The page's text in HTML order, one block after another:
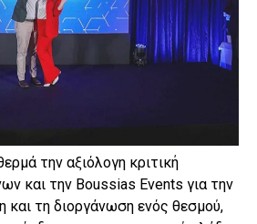
την αξιόλογη κριτική
και την Boussias Events για την
και τη διοργάνωση ενός θεσμού,